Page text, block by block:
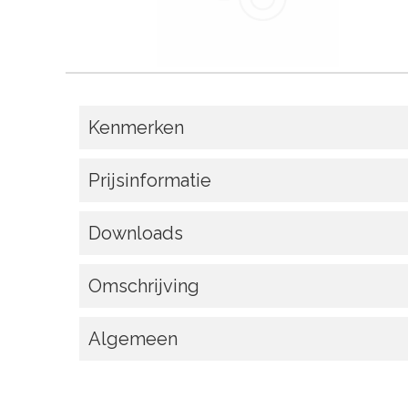
Kenmerken
Prijsinformatie
Downloads
Omschrijving
Algemeen